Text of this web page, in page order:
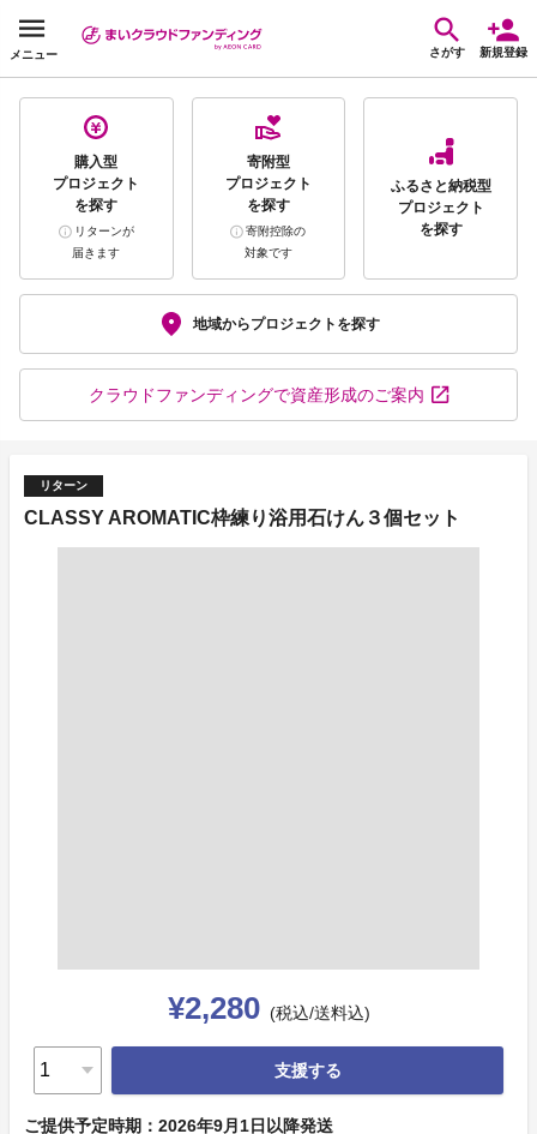
メニュー さがす 新規登録
購入型
プロジェクト
を探す
リターンが
届きます
寄附型
プロジェクト
を探す
寄附控除の
対象です
ふるさと納税型
プロジェクト
を探す
地域からプロジェクトを探す
クラウドファンディングで資産形成のご案内
リターン
CLASSY AROMATIC枠練り浴用石けん３個セット
¥2,280 (税込/送料込)
支援する
ご提供予定時期：2026年9月1日以降発送